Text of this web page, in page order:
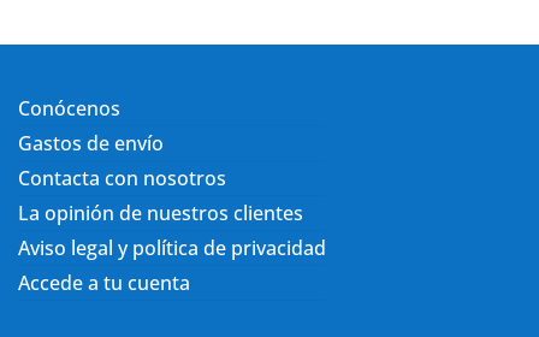
Conócenos
Gastos de envío
Contacta con nosotros
La opinión de nuestros clientes
Aviso legal y política de privacidad
Accede a tu cuenta